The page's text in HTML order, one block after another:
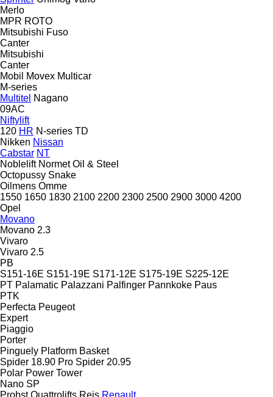
Merlo
MPR ROTO
Mitsubishi Fuso
Canter
Mitsubishi
Canter
Mobil
Movex Multicar
M-series
Multitel Nagano
09AC
Niftylift
120 HR N-series TD
Nikken Nissan
Cabstar NT
Noblelift Normet Oil & Steel
Octopussy Snake
Oilmens Omme
1550 1650 1830 2100 2200 2300 2500 2900 3000 4200
Opel
Movano
Movano 2.3
Vivaro
Vivaro 2.5
PB
S151-16E S151-19E S171-12E S175-19E S225-12E
PT Palamatic Palazzani Palfinger Pannkoke Paus
PTK
Perfecta Peugeot
Expert
Piaggio
Porter
Pinguely Platform Basket
Spider 18.90 Pro Spider 20.95
Polar Power Tower
Nano SP
Probst Quattrolifts Reis Renault